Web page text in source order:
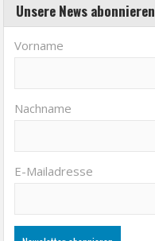
Unsere News abonnieren
Vorname
Nachname
E-Mailadresse